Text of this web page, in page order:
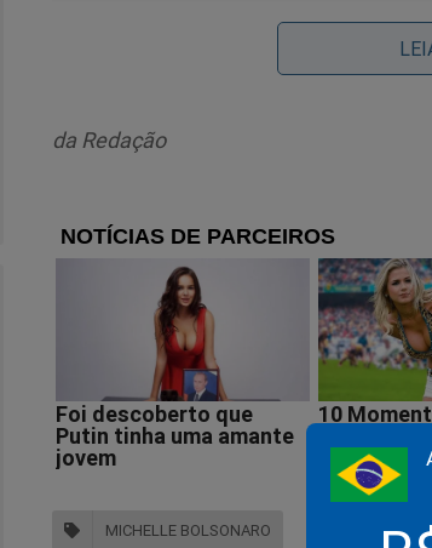
da Redação
MICHELLE BOLSONARO